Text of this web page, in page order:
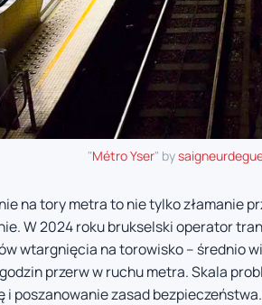
"Métro Yser" by
na tory metra to nie tylko złamanie
W 2024 roku brukselski operator
wtargnięcia na torowisko – średnio
przerw w ruchu metra. Skala
i poszanowanie zasad bezpieczeństwa.